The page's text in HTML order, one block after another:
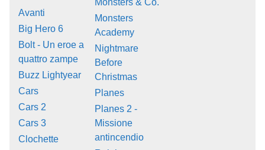
Avanti
Big Hero 6
Bolt - Un eroe a
quattro zampe
Buzz Lightyear
Cars
Cars 2
Cars 3
Clochette
Monsters
Academy
Nightmare
Before
Christmas
Planes
Planes 2 -
Missione
antincendio